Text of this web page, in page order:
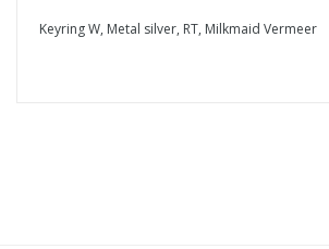
Keyring W, Metal silver, RT, Milkmaid Vermeer